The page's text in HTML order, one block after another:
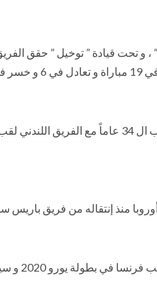
2021 قادماً من فريق ” باريس سان جيرمان ” ، و تحت
يذكر أن اللاعبان ”